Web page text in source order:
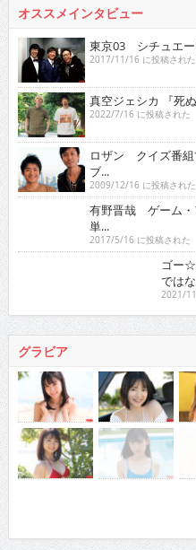
オススメインタビュー
東京03 シチュエー
2017/11/16 に投稿された
真空ジェシカ 『死
2022/7/16 に投稿された
ロザン クイズ番組
ブ...
2009/12/16 に投稿された
有野晋哉 ゲーム・
単...
2017/5/16 に投稿された
ゴー☆ジャス 『夢
2021/11/16 に投稿された
グラビア